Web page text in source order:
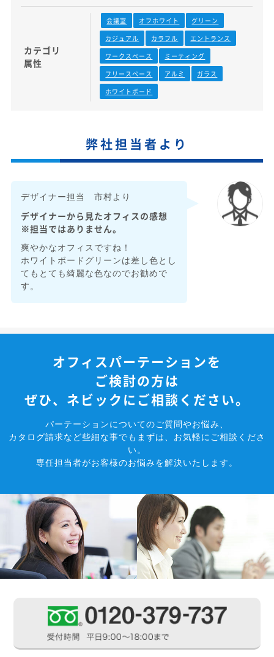
カテゴリ
属性
会議室 オフホワイト
グリーン
カジュアル
カラフル
エントランス
ワークスペース
ミーティング
フリースペース
アルミ
ガラス
ホワイトボード
弊社担当者より
デザイナー担当 市村より
デザイナーから見たオフィスの感想
※担当ではありません。
爽やかなオフィスですね！
ホワイトボードグリーンは差し色とし
てもとても綺麗な色なのでお勧めで
す。
オフィスパーテーションを
ご検討の方は
ぜひ、ネビックにご相談ください。
パーテーションについてのご質問やお悩み、
カタログ請求など些細な事でもまずは、お気軽にご相談くださ
い。
専任担当者がお客様のお悩みを解決いたします。